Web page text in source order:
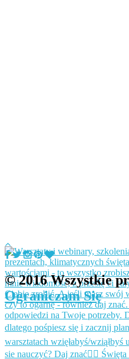
© 2016 Wszystkie
Ograniczam Się